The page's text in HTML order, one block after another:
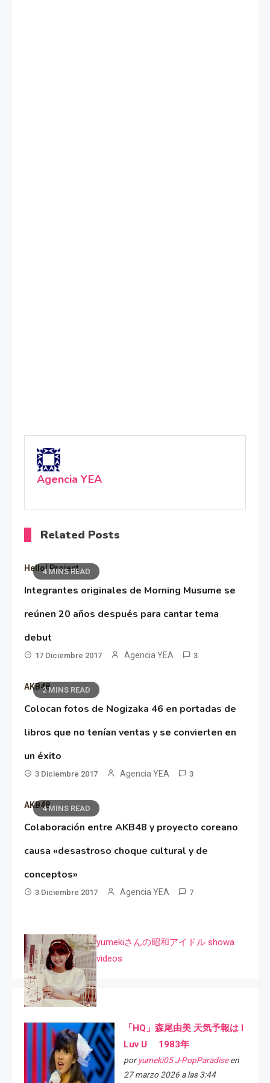
Agencia YEA
Related Posts
4 MINS READ
Hello! Project
Integrantes originales de Morning Musume se
reúnen 20 años después para cantar tema
debut
17 Diciembre 2017 Agencia YEA 3
2 MINS READ
AKB48
Colocan fotos de Nogizaka 46 en portadas de
libros que no tenían ventas y se convierten en
un éxito
3 Diciembre 2017 Agencia YEA 3
4 MINS READ
AKB48
Colaboración entre AKB48 y proyecto coreano
causa «desastroso choque cultural y de
conceptos»
3 Diciembre 2017 Agencia YEA 7
yumekiさんの昭和アイドル showa
videos
「HQ」森尾由美 天気予報は I
Luv U 1983年
por yumeki05 J-PopParadiseen
27 marzo 2026 a las 3:44